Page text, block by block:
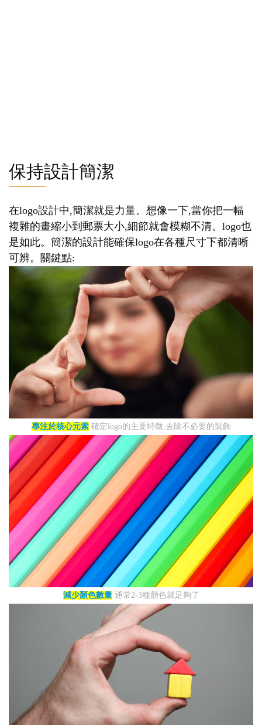
保持設計簡潔
在logo設計中,簡潔就是力量。想像一下,當你把一幅
複雜的畫縮小到郵票大小,細節就會模糊不清。logo也
是如此。簡潔的設計能確保logo在各種尺寸下都清晰
可辨。關鍵點:
專注於核心元素確定logo的主要特徵,去除不必要的裝飾
減少顏色數量通常2-3種顏色就足夠了